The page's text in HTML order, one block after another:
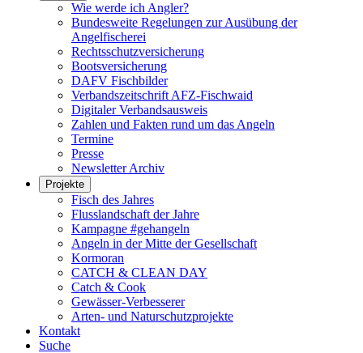
Wie werde ich Angler?
Bundesweite Regelungen zur Ausübung der
Angelfischerei
Rechtsschutzversicherung
Bootsversicherung
DAFV Fischbilder
Verbandszeitschrift AFZ-Fischwaid
Digitaler Verbandsausweis
Zahlen und Fakten rund um das Angeln
Termine
Presse
Newsletter Archiv
Projekte
Fisch des Jahres
Flusslandschaft der Jahre
Kampagne #gehangeln
Angeln in der Mitte der Gesellschaft
Kormoran
CATCH & CLEAN DAY
Catch & Cook
Gewässer-Verbesserer
Arten- und Naturschutzprojekte
Kontakt
Suche